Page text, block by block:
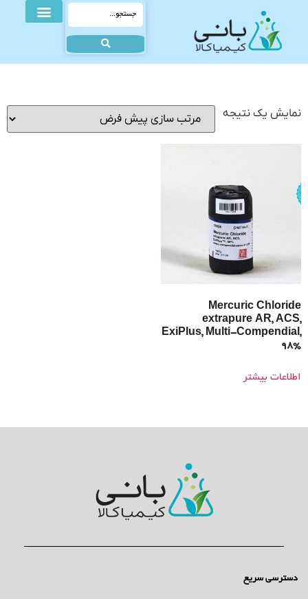
نمایش یک نتیجه
Mercuric Chloride
extrapure AR, ACS,
ExiPlus, Multi-Compendial,
98%
اطلاعات بیشتر
دسترسی سریع